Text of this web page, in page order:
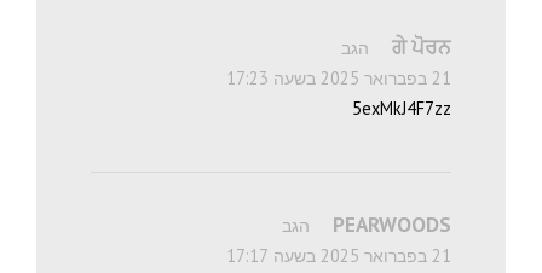
ਗੇ ਪੋਰਨ
הגב
21 בפברואר 2025 בשעה 17:23
5exMkJ4F7zz
PEARWOODS
הגב
21 בפברואר 2025 בשעה 17:17